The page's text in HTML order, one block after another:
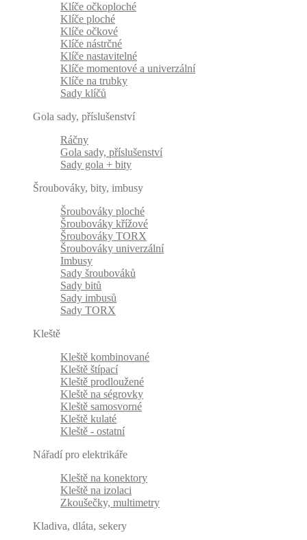
Klíče očkoploché
Klíče ploché
Klíče očkové
Klíče nástrčné
Klíče nastavitelné
Klíče momentové a univerzální
Klíče na trubky
Sady klíčů
Gola sady, příslušenství
Ráčny
Gola sady, příslušenství
Sady gola + bity
Šroubováky, bity, imbusy
Šroubováky ploché
Šroubováky křížové
Šroubováky TORX
Šroubováky univerzální
Imbusy
Sady šroubováků
Sady bitů
Sady imbusů
Sady TORX
Kleště
Kleště kombinované
Kleště štípací
Kleště prodloužené
Kleště na ségrovky
Kleště samosvorné
Kleště kulaté
Kleště - ostatní
Nářadí pro elektrikáře
Kleště na konektory
Kleště na izolaci
Zkoušečky, multimetry
Kladiva, dláta, sekery